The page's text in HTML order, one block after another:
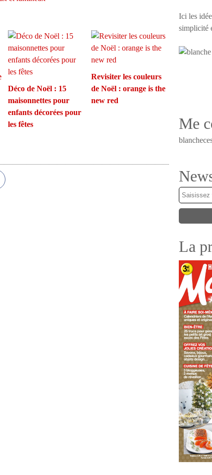
Déco de Noël : 15
maisonnettes pour
enfants décorées pour
les fêtes
Revisiter les couleurs
de Noël : orange is the
new red
Ici les
simplicité
Me
La